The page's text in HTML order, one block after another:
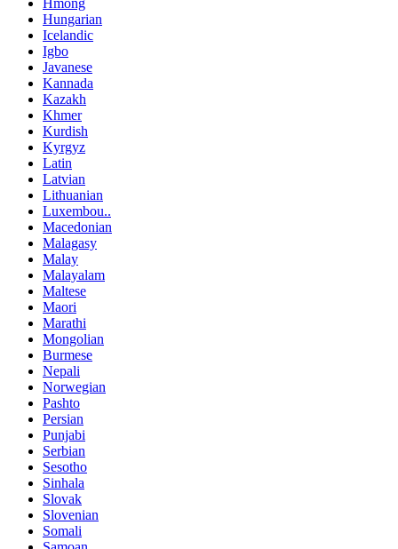
Hmong
Hungarian
Icelandic
Igbo
Javanese
Kannada
Kazakh
Khmer
Kurdish
Kyrgyz
Latin
Latvian
Lithuanian
Luxembou..
Macedonian
Malagasy
Malay
Malayalam
Maltese
Maori
Marathi
Mongolian
Burmese
Nepali
Norwegian
Pashto
Persian
Punjabi
Serbian
Sesotho
Sinhala
Slovak
Slovenian
Somali